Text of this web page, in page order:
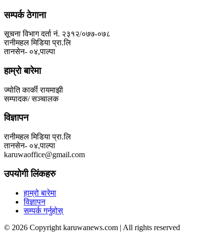
सम्पर्क ठेगाना
सूचना विभाग दर्ता नं. २३१२/०७७-०७८
रानीमहल मिडिया प्रा.लि
तानसेन- ०४,पाल्पा
हाम्रो बारेमा
ज्योति कार्की रायमाझी
सम्पादक/ सञ्चालक
विज्ञापन
रानीमहल मिडिया प्रा.लि
तानसेन- ०४,पाल्पा
karuwaoffice@gmail.com
उपयोगी लिंकहरु
हाम्रो बारेमा
विज्ञापन
सम्पर्क गर्नुहोस्
© 2026 Copyright karuwanews.com | All rights reserved